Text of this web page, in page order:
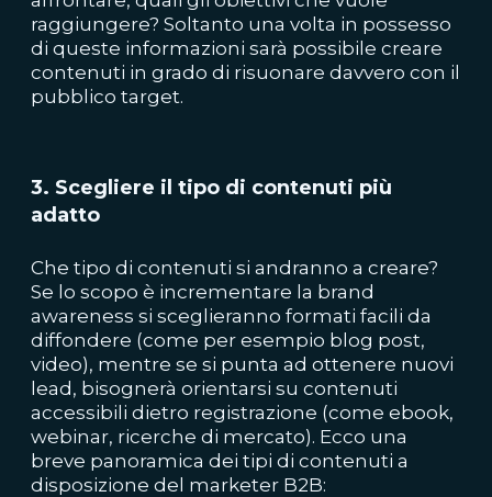
raggiungere? Soltanto una volta in possesso
di queste informazioni sarà possibile creare
contenuti in grado di risuonare davvero con il
pubblico target.
3. Scegliere il tipo di contenuti più
adatto
Che tipo di contenuti si andranno a creare?
Se lo scopo è incrementare la brand
awareness si sceglieranno formati facili da
diffondere (come per esempio blog post,
video), mentre se si punta ad ottenere nuovi
lead, bisognerà orientarsi su contenuti
accessibili dietro registrazione (come ebook,
webinar, ricerche di mercato). Ecco una
breve panoramica dei tipi di contenuti a
disposizione del marketer B2B: